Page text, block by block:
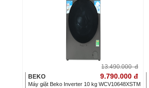
13.490.000 đ
BEKO
9.790.000 đ
Máy giặt Beko Inverter 10 kg WCV10648XSTM